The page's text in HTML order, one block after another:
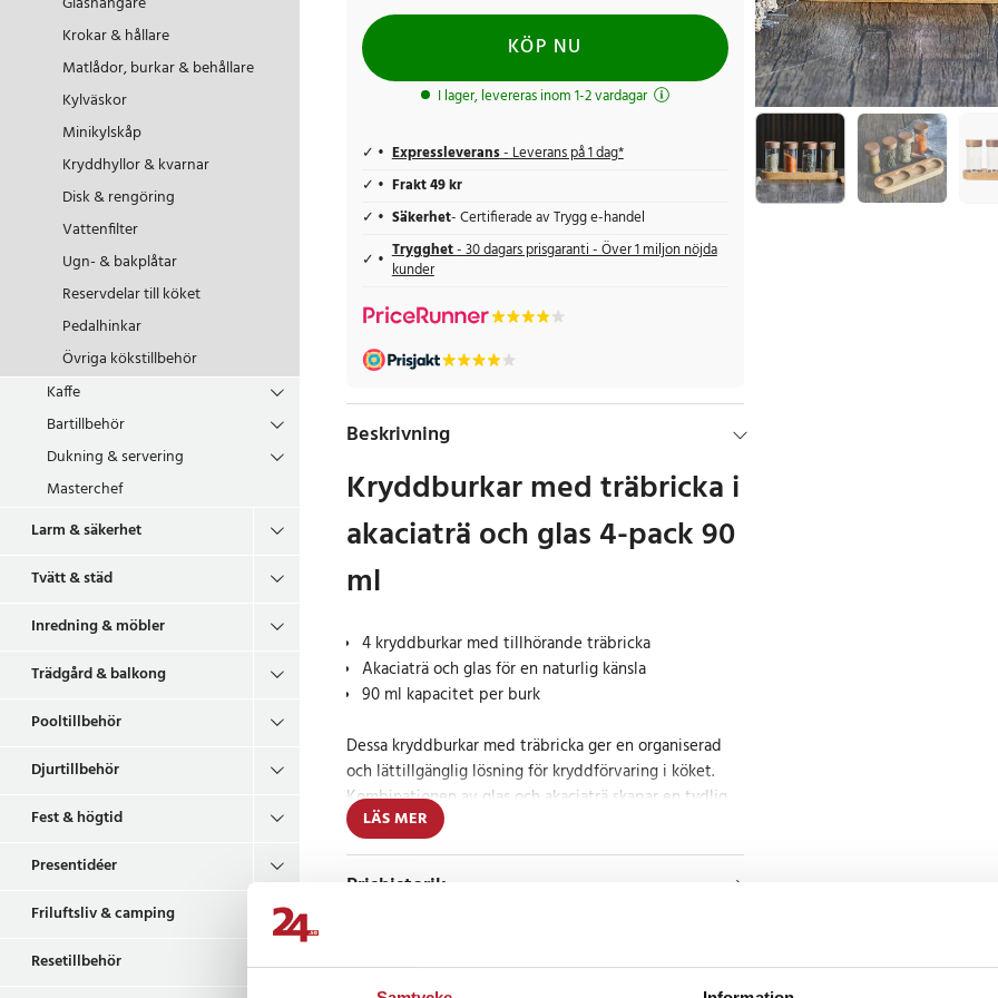
Krokar & hållare
Matlådor, burkar & behållare
Kylväskor
Minikylskåp
Kryddhyllor & kvarnar
Disk & rengöring
Vattenfilter
Ugn- & bakplåtar
Reservdelar till köket
Pedalhinkar
Övriga kökstillbehör
Kaffe
Bartillbehör
Dukning & servering
Masterchef
Larm & säkerhet
Tvätt & städ
Inredning & möbler
Trädgård & balkong
Pooltillbehör
Djurtillbehör
Fest & högtid
Presentidéer
Friluftsliv & camping
Resetillbehör
KÖP NU
I lager, levereras inom 1-2 vardagar
Expressleverans- Leverans på 1 dag*
Frakt 49 kr
Säkerhet- Certifierade av Trygg e-handel
Trygghet- 30 dagars prisgaranti - Över 1 miljon nöjda
kunder
Beskrivning
Kryddburkar med träbricka i
akaciaträ och glas 4-pack 90
ml
4 kryddburkar med tillhörande träbricka
Akaciaträ och glas för en naturlig känsla
90 ml kapacitet per burk
Dessa kryddburkar med träbricka ger en organiserad
och lättillgänglig lösning för kryddförvaring i köket.
Kombinationen av glas och akaciaträ skapar en tydlig
överblick och gör det enkelt att identifiera innehållet
direkt.
tiden för att leta efter rätt ingrediens.
LÄS MER
Prishistorik